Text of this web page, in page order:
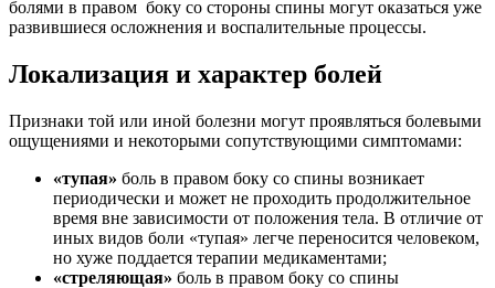
болями в правом боку со стороны спины могут оказаться уже
развившиеся осложнения и воспалительные процессы.
Локализация и характер болей
Признаки той или иной болезни могут проявляться болевыми
ощущениями и некоторыми сопутствующими симптомами:
«тупая» боль в правом боку со спины возникает
периодически и может не проходить продолжительное
время вне зависимости от положения тела. В отличие от
иных видов боли «тупая» легче переносится человеком,
но хуже поддается терапии медикаментами;
«стреляющая» боль в правом боку со спины